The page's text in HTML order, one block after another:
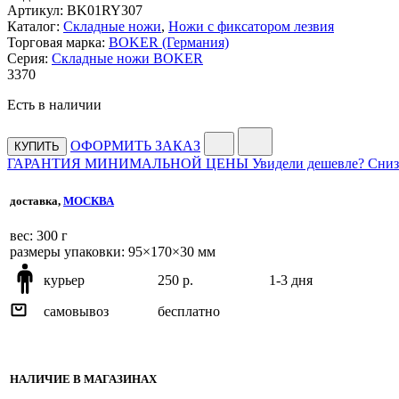
Артикул: BK01RY307
Каталог: Складные ножи, Ножи с фиксатором лезвия
Торговая марка: BOKER (Германия)
Серия: Складные ножи BOKER
3370
Есть в наличии
КУПИТЬ
ОФОРМИТЬ ЗАКАЗ
ГАРАНТИЯ МИНИМАЛЬНОЙ ЦЕНЫ Увидели дешевле?
доставка, МОСКВА
веc: 300 г
размеры упаковки: 95×170×30 мм
курьер
250 р. 1-3 дня
самовывоз бесплатно
НАЛИЧИЕ В МАГАЗИНАХ